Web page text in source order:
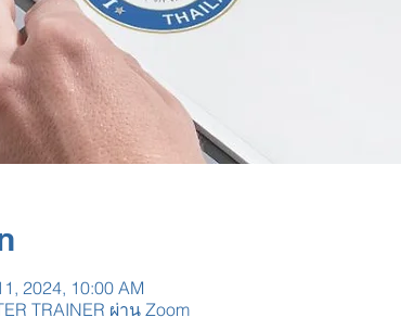
2024, 10:00 AM
TRAINER ผ่าน Zoom